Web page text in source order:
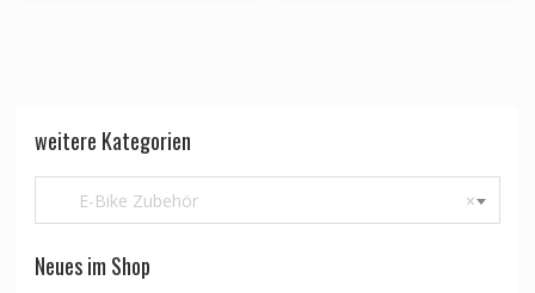
weitere Kategorien
×
E-Bike Zubehör
Neues im Shop